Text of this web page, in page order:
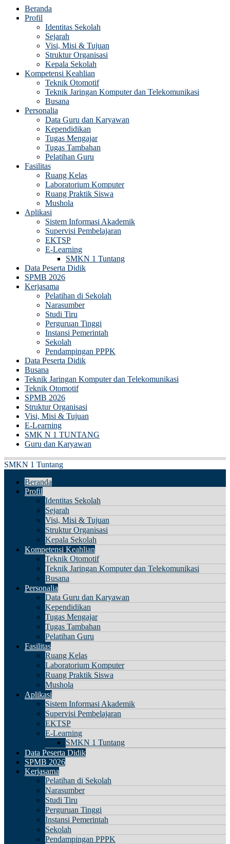
Beranda
Profil
Identitas Sekolah
Sejarah
Visi, Misi & Tujuan
Struktur Organisasi
Kepala Sekolah
Kompetensi Keahlian
Teknik Otomotif
Teknik Jaringan Komputer dan Telekomunikasi
Busana
Personalia
Data Guru dan Karyawan
Kependidikan
Tugas Mengajar
Tugas Tambahan
Pelatihan Guru
Fasilitas
Ruang Kelas
Laboratorium Komputer
Ruang Praktik Siswa
Mushola
Aplikasi
Sistem Informasi Akademik
Supervisi Pembelajaran
EKTSP
E-Learning
SMKN 1 Tuntang
Data Peserta Didik
SPMB 2026
Kerjasama
Pelatihan di Sekolah
Narasumber
Studi Tiru
Perguruan Tinggi
Instansi Pemerintah
Sekolah
Pendampingan PPPK
Data Peserta Didik
Busana
Teknik Jaringan Komputer dan Telekomunikasi
Teknik Otomotif
SPMB 2026
Struktur Organisasi
Visi, Misi & Tujuan
E-Learning
SMK N 1 TUNTANG
Guru dan Karyawan
SMKN 1 Tuntang
Beranda
Profil
Identitas Sekolah
Sejarah
Visi, Misi & Tujuan
Struktur Organisasi
Kepala Sekolah
Kompetensi Keahlian
Teknik Otomotif
Teknik Jaringan Komputer dan Telekomunikasi
Busana
Personalia
Data Guru dan Karyawan
Kependidikan
Tugas Mengajar
Tugas Tambahan
Pelatihan Guru
Fasilitas
Ruang Kelas
Laboratorium Komputer
Ruang Praktik Siswa
Mushola
Aplikasi
Sistem Informasi Akademik
Supervisi Pembelajaran
EKTSP
E-Learning
SMKN 1 Tuntang
Data Peserta Didik
SPMB 2026
Kerjasama
Pelatihan di Sekolah
Narasumber
Studi Tiru
Perguruan Tinggi
Instansi Pemerintah
Sekolah
Pendampingan PPPK